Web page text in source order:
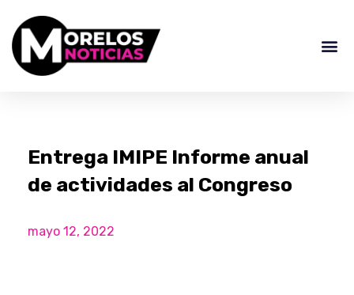
Entrega IMIPE Informe anual
de actividades al Congreso
mayo 12, 2022